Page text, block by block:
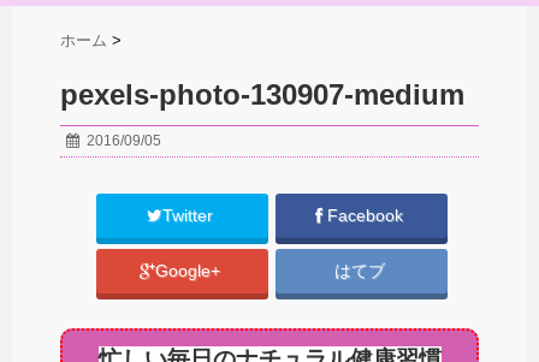
ホーム >
pexels-photo-130907-medium
2016/09/05
Twitter Facebook
Google+ はてブ